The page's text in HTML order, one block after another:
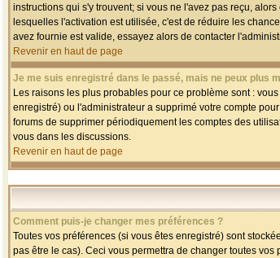
instructions qui s'y trouvent; si vous ne l'avez pas reçu,
lesquelles l'activation est utilisée, c'est de réduire les
avez fournie est valide, essayez alors de contacter
Revenir en haut de page
Je me suis enregistré dans le passé, mais ne peux plus
Les raisons les plus probables pour ce problème sont :
enregistré) ou l'administrateur a supprimé votre compte
forums de supprimer périodiquement les comptes des
vous dans les discussions.
Revenir en haut de page
Comment puis-je changer mes préférences ?
Toutes vos préférences (si vous êtes enregistré) sont
pas être le cas). Ceci vous permettra de changer toutes vos